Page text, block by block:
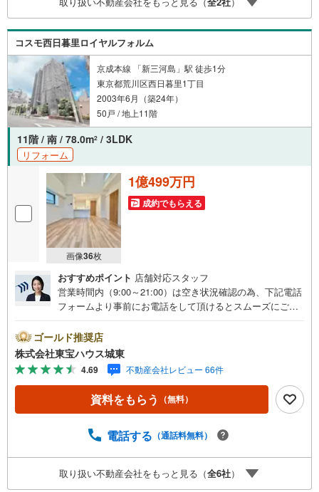
す。 Yahoo！不動産キャンペーン対象店舗 当店でのご成約
でPayPayボーナスがもらえるキャンペーン対象です！※必
ずYahoo！ JAPAN IDでログインの上お問い合わせくださ
い。
コスモ西日暮里ロイヤルフォルム
京成本線 「新三河島」駅 徒歩1分
東京都荒川区西日暮里1丁目
2003年6月（築24年）
50戸 / 地上11階
11階 / 南 / 78.0m2 / 3LDK
リフォーム
画像36枚
1億499万円
成約でもらえる
おすすめポイント 店舗対応スタッフ
営業時間内（9:00～21:00）は空き状況確認の為、下記電話
フォームより事前にお電話をして頂けるとスムーズにご案
カレンダーの作成▽ご購入後もお客様の人生のパートナー
として暮らしの「安心」を守り続けます。【Yahoo！ 不動
産キャンペーン対象店舗】当店で物件を成約するとPayPay
ボーナスライトがもらえる「Yahoo！ 不動産 物件ご成約キ
ャンペーン」の対象になります。「資料をもらう」「見学
予約をする」ボタンからお問い合わせください。※必ずYah
スライトは出金と譲渡はできません。ご案内・詳細な資料
時受け付けております！■頭金0円からのご購入可能です■
（諸費用もOK）お気軽にお問い合わせください。
ゴールド推奨店
株式会社東宝ハウス城東
4.69 不動産会社レビュー 66件
資料をもらう （無料）
電話する （通話料無料）
取り扱い不動産会社をもっと見る（全6社）